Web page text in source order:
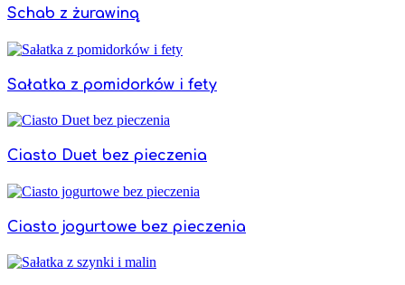
Schab z żurawiną
Sałatka z pomidorków i fety
Ciasto Duet bez pieczenia
Ciasto jogurtowe bez pieczenia